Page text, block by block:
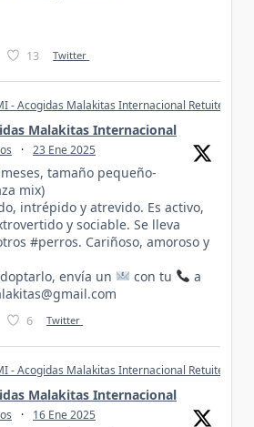
13 Twitter
- Acogidas Malakitas Internacional Retuiteado
Malakitas Internacional
· 23 Ene 2025
tamaño pequeño-
mix)
intrépido y atrevido. Es activo,
y sociable. Se lleva
#perros. Cariñoso, amoroso y
envía un
con tu
a
6 Twitter
- Acogidas Malakitas Internacional Retuiteado
Malakitas Internacional
· 16 Ene 2025